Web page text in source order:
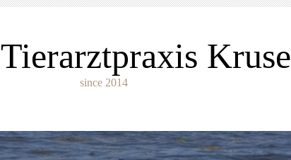
Tierarztpraxis Kruse
since 2014